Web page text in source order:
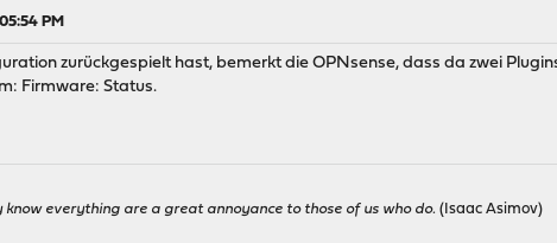
PM
zurückgespielt hast, bemerkt die OPNsense, dass da zwei
Firmware: Status.
know everything are a great annoyance to those of us who do. (Isaac Asimov)